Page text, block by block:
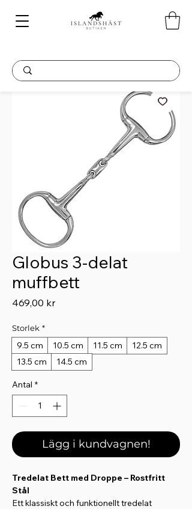
Globus 3-delat
muffbett
469,00 krPris
Storlek *
9.5 cm 10.5 cm 11.5 cm
12.5 cm
13.5 cm
14.5 cm
Antal *
Lägg i kundvagnen!
Tredelat Bett med Droppe – Rostfritt
Stål
Ett klassiskt och funktionellt tredelat